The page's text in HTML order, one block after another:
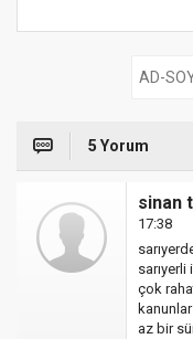
5 Yorum
sinan
17:38
çok
az bir